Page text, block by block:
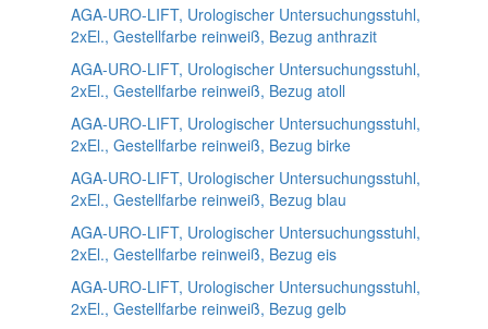
AGA-URO-LIFT, Urologischer Untersuchungsstuhl,
2xEl., Gestellfarbe reinweiß, Bezug anthrazit
AGA-URO-LIFT, Urologischer Untersuchungsstuhl,
2xEl., Gestellfarbe reinweiß, Bezug atoll
AGA-URO-LIFT, Urologischer Untersuchungsstuhl,
2xEl., Gestellfarbe reinweiß, Bezug birke
AGA-URO-LIFT, Urologischer Untersuchungsstuhl,
2xEl., Gestellfarbe reinweiß, Bezug blau
AGA-URO-LIFT, Urologischer Untersuchungsstuhl,
2xEl., Gestellfarbe reinweiß, Bezug eis
AGA-URO-LIFT, Urologischer Untersuchungsstuhl,
2xEl., Gestellfarbe reinweiß, Bezug gelb